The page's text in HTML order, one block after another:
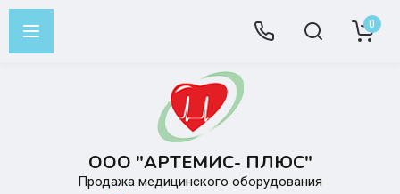
ООО "АРТЕМИС- ПЛЮС"
Продажа медицинского оборудования
0